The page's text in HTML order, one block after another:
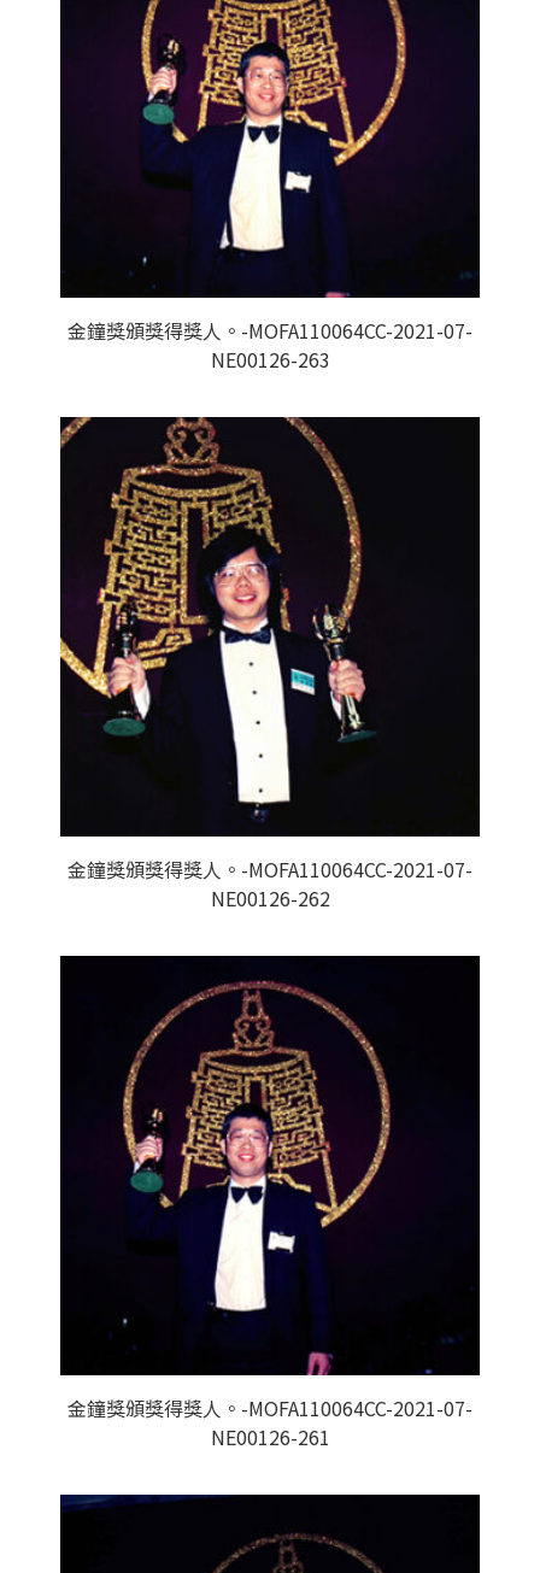
金鐘獎頒獎得獎人。-MOFA110064CC-2021-07-
NE00126-263
金鐘獎頒獎得獎人。-MOFA110064CC-2021-07-
NE00126-262
金鐘獎頒獎得獎人。-MOFA110064CC-2021-07-
NE00126-261